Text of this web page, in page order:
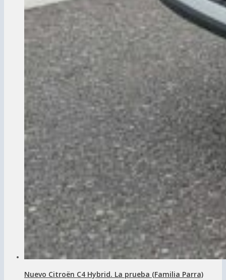
Nuevo Citroën C4 Hybrid. La prueba (Familia Parra)